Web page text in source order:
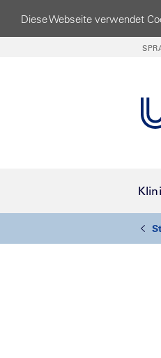
Diese Webseite verwendet